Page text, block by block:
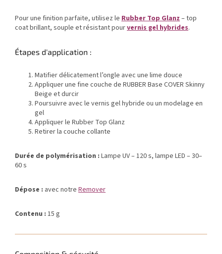
Pour une finition parfaite, utilisez le Rubber Top Glanz– top
coat brillant, souple et résistant pourvernis gel hybrides.
Étapes d'application :
Matifier délicatement l’ongle avec une lime douce
Appliquer une fine couche de RUBBER Base COVER Skinny
Beige et durcir
Poursuivre avec le vernis gel hybride ou un modelage en
gel
Appliquer le Rubber Top Glanz
Retirer la couche collante
Durée de polymérisation : Lampe UV – 120 s, lampe LED – 30–
60 s
Dépose : avec notre Remover
Contenu : 15 g